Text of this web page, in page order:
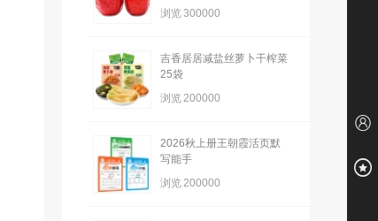
浏览300000
吉香居居减盐丝萝卜干榨菜
25袋
浏览200000
2026秋上册王朝霞活页默
写能手
浏览200000